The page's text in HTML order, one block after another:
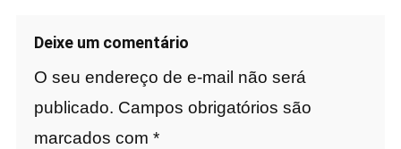
Deixe um comentário
O seu endereço de e-mail não será
publicado. Campos obrigatórios são
marcados com *